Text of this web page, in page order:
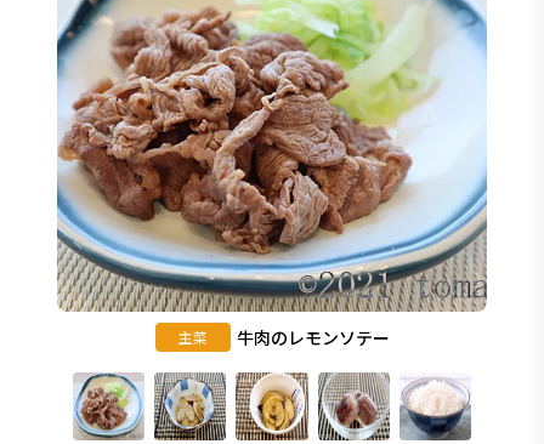
主菜 牛肉のレモンソテー